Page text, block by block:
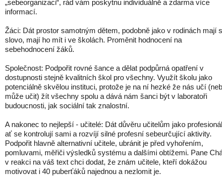
„sebeorganizaci“, rád vám poskytnu individuálně a zdarma více
informací.
Žáci: Dát prostor samotným dětem, podobně jako v rodinách mají
slovo, mají ho mít i ve školách. Proměnit hodnocení na
sebehodnocení žáků.
Společnost: Podpořit rovné šance a dělat podpůrná opatření v
dostupnosti stejně kvalitních škol pro všechny. Využít školu jako
potenciálně skvělou instituci, protože je na ní hezké že nás učí
může učit) žít všechny spolu a dává nám šanci být v laboratoři
budoucnosti, jak sociální tak znalostní.
A nakonec to nejlepší - učitelé: Dát důvěru učitelům jako
ať se kontrolují sami a rozvíjí silné profesní sebeurčující aktivity.
Podpořit hlavně alternativní učitele, ubránit je před vyhořením,
pomluvami, měřiči výsledků systému a dalšími obtížemi. Pane
v reakci na váš text chci dodat, že znám učitele, kteří dokážou
motivovat i 40 puberťáků najednou a nezlomit je.